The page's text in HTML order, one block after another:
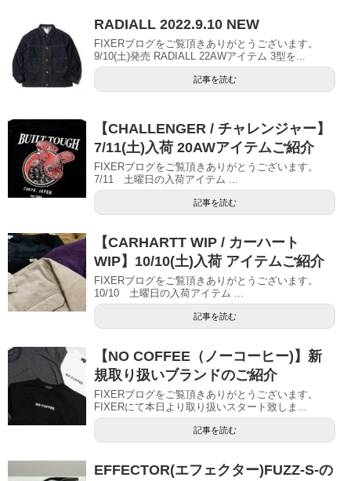
RADIALL 2022.9.10 NEW
FIXERブログをご覧頂きありがとうございます。
9/10(土)発売 RADIALL 22AWアイテム 3型を...
記事を読む
【CHALLENGER / チャレンジャー】
7/11(土)入荷 20AWアイテムご紹介
FIXERブログをご覧頂きありがとうございます。
7/11 土曜日の入荷アイテム ...
記事を読む
【CARHARTT WIP / カーハート
WIP】10/10(土)入荷 アイテムご紹介
FIXERブログをご覧頂きありがとうございます。
10/10 土曜日の入荷アイテム ...
記事を読む
【NO COFFEE（ノーコーヒー)】新
規取り扱いブランドのご紹介
FIXERブログをご覧頂きありがとうございます。
FIXERにて本日より取り扱いスタート致しま...
記事を読む
EFFECTOR(エフェクター)FUZZ-S-の